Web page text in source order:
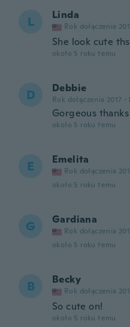
L Linda
Rok dołączenia
She look cute
około 5 roku temu
D Debbie
Rok dołączenia 2017 ·
Gorgeous thanks
około 5 roku temu
E Emelita
Rok dołączenia
około 5 roku temu
G Gardiana
Rok dołączenia
około 5 roku temu
B Becky
Rok dołączenia
So cute on!
około 5 roku temu